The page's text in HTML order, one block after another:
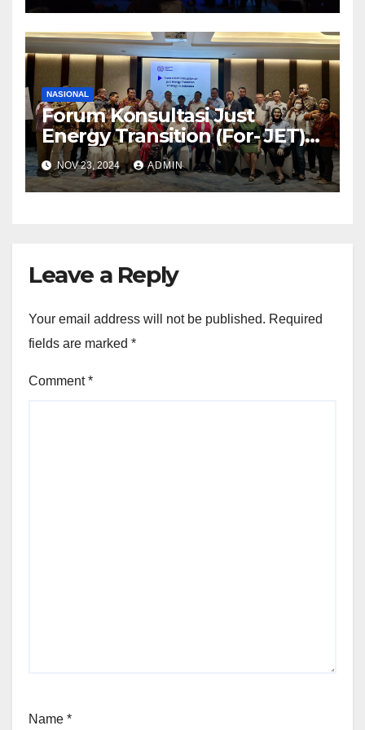
NASIONAL
Forum Konsultasi Just
Energy Transition (For- JET)
Konfederasi SP/SB terbentuk
NOV 23, 2024 ADMIN
Leave a Reply
Your email address will not be published. Required
fields are marked *
Comment*
Name *